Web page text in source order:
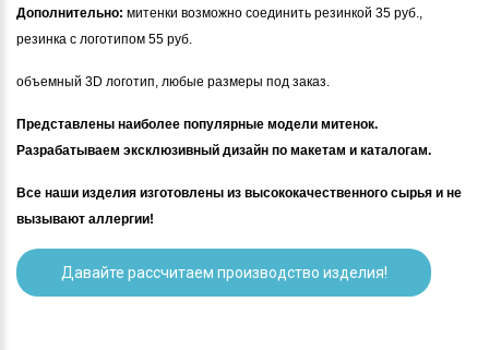
Дополнительно: митенки возможно соединить резинкой 35 руб.,
резинка с логотипом 55 руб.
объемный 3D логотип, любые размеры под заказ.
Представлены наиболее популярные модели митенок.
Разрабатываем эксклюзивный дизайн по макетам и каталогам.
Все наши изделия изготовлены из высококачественного сырья и не
вызывают аллергии!
Давайте рассчитаем производство изделия!